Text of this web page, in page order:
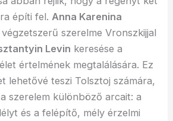
építi fel.Anna Karenina
szerelme Vronszkijjal
Levin keresése a
értelmének megtalálására. Ez
lehetővé teszi Tolsztoj számára,
szerelem különböző arcait: a
és a felépítő, mély érzelmi